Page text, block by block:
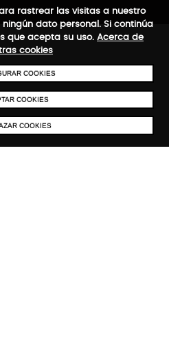
rastrear las visitas a nuestro
dato personal. Si continúa
que acepta su uso. Acerca de
cookies
COOKIES
COOKIES
COOKIES
50 €PAGO SEGUROSERVICIO 48/72